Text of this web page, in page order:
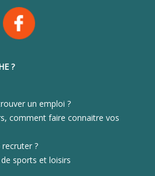
?
un emploi ?
comment faire connaitre vos
?
sports et loisirs